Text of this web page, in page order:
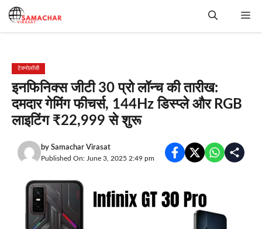
Skip
टेक्नोलॉजी
इनफिनिक्स जीटी 30 प्रो लॉन्च की तारीख:
दमदार गेमिंग फीचर्स, 144Hz डिस्प्ले और RGB
लाइटिंग ₹22,999 से शुरू
by Samachar Virasat
Published On: June 3, 2025 2:49 pm